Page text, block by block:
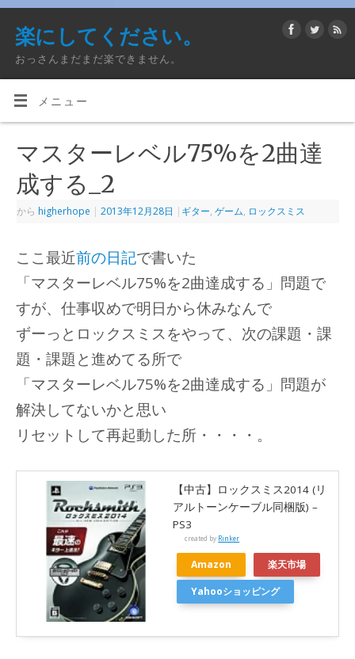
楽にしてください。
おっさんまだまだ楽できません。
メニュー
マスターレベル75%を2曲達
成する_2
から higherhope | 2013年12月28日 | ギター,ゲーム, ロックスミス
ここ最近前の日記で書いた
「マスターレベル75%を2曲達成する」問題で
すが、仕事収めで明日から休みなんで
ずーっとロックスミスをやって、次の課題・課
題・課題と進めてる所で
「マスターレベル75%を2曲達成する」問題が
解決してないかと思い
リセットして再起動した所・・・・。
【中古】ロックスミス2014 (リ
アルトーンケーブル同梱版) –
PS3
created by Rinker
Amazon
楽天市場
Yahooショッピング